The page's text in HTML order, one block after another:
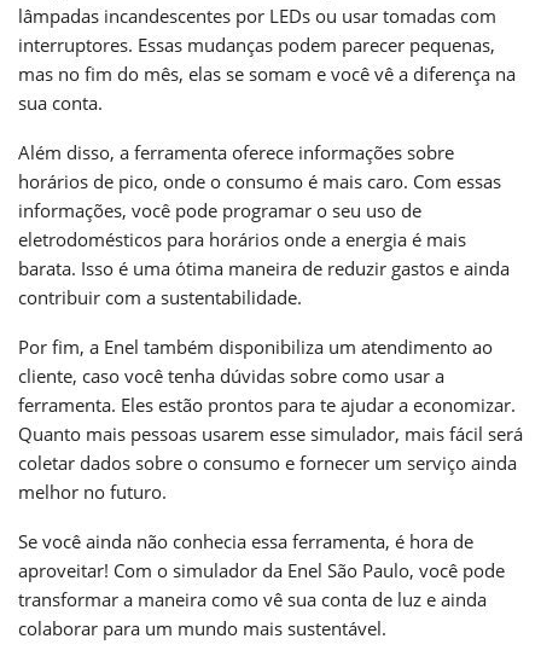
lâmpadas incandescentes por LEDs ou usar tomadas com
interruptores. Essas mudanças podem parecer pequenas,
mas no fim do mês, elas se somam e você vê a diferença na
sua conta.
Além disso, a ferramenta oferece informações sobre
horários de pico, onde o consumo é mais caro. Com essas
informações, você pode programar o seu uso de
eletrodomésticos para horários onde a energia é mais
barata. Isso é uma ótima maneira de reduzir gastos e ainda
contribuir com a sustentabilidade.
Por fim, a Enel também disponibiliza um atendimento ao
cliente, caso você tenha dúvidas sobre como usar a
ferramenta. Eles estão prontos para te ajudar a economizar.
Quanto mais pessoas usarem esse simulador, mais fácil será
coletar dados sobre o consumo e fornecer um serviço ainda
melhor no futuro.
Se você ainda não conhecia essa ferramenta, é hora de
aproveitar! Com o simulador da Enel São Paulo, você pode
transformar a maneira como vê sua conta de luz e ainda
colaborar para um mundo mais sustentável.